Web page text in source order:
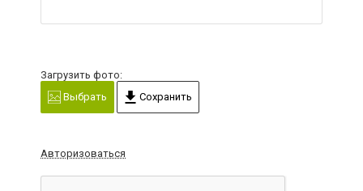
Загрузить фото:
Выбрать
Сохранить
Авторизоваться